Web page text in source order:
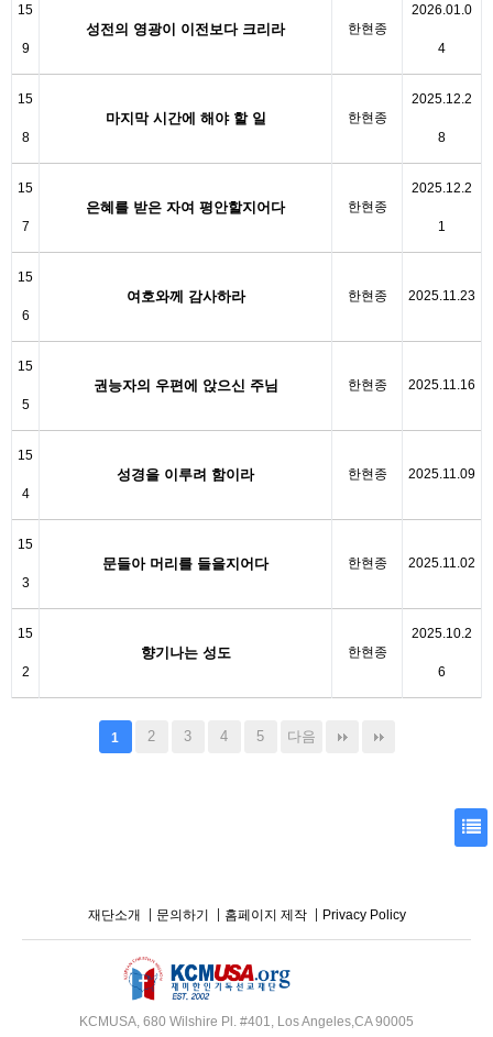
15
9
성전의 영광이 이전보다 크리라 한현종
2026.01.0
4
15
8
마지막 시간에 해야 할 일 한현종
2025.12.2
8
15
7
은혜를 받은 자여 평안할지어다 한현종
2025.12.2
1
15
6
여호와께 감사하라 한현종 2025.11.23
15
5
권능자의 우편에 앉으신 주님 한현종 2025.11.16
15
4
성경을 이루려 함이라 한현종 2025.11.09
15
3
문들아 머리를 들을지어다 한현종 2025.11.02
15
2
향기나는 성도 한현종
2025.10.2
6
1 2 3 4 5 다음
재단소개 문의하기 홈페이지 제작 Privacy Policy
KCMUSA, 680 Wilshire Pl. #401, Los Angeles,CA 90005